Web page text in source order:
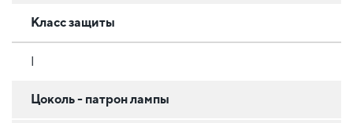
Класс защиты
Цоколь - патрон лампы